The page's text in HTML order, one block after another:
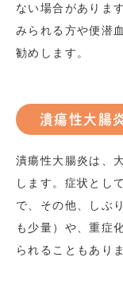
ない場合がありま
みられる方や便潜
勧めします。
潰瘍性大腸
潰瘍性大腸炎は、
します。症状とし
で、その他、しぶ
も少量）や、重症
られることもあり